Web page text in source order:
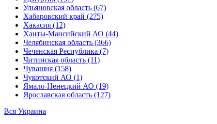
Ульяновская область (67)
Хабаровский край (275)
Хакасия (12)
Ханты-Мансийский АО (44)
Челябинская область (366)
Чеченская Республика (7)
Читинская область (11)
Чувашия (158)
Чукотский АО (1)
Ямало-Ненецкий АО (19)
Ярославская область (127)
Вся Украина